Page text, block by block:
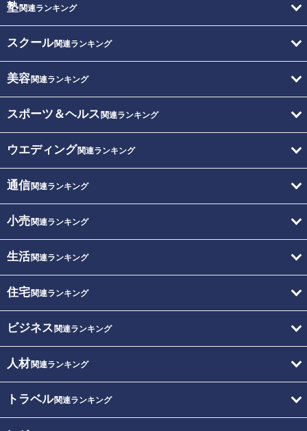
塾関連ランキング
スクール関連ランキング
美容関連ランキング
スポーツ＆ヘルス 関連ランキング
ウエディング関連ランキング
通信関連ランキング
小売関連ランキング
生活関連ランキング
住宅関連ランキング
ビジネス 関連ランキング
人材関連ランキング
トラベル関連ランキング